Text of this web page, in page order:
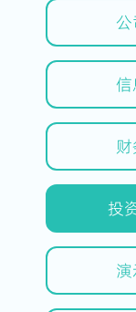
公
信
投